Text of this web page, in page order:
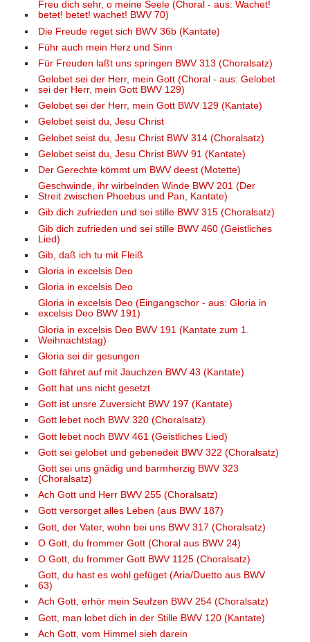
Freu dich sehr, o meine Seele (Choral - aus: Wachet!
betet! betet! wachet! BWV 70)
Die Freude reget sich BWV 36b (Kantate)
Führ auch mein Herz und Sinn
Für Freuden laßt uns springen BWV 313 (Choralsatz)
Gelobet sei der Herr, mein Gott (Choral - aus: Gelobet
sei der Herr, mein Gott BWV 129)
Gelobet sei der Herr, mein Gott BWV 129 (Kantate)
Gelobet seist du, Jesu Christ
Gelobet seist du, Jesu Christ BWV 314 (Choralsatz)
Gelobet seist du, Jesu Christ BWV 91 (Kantate)
Der Gerechte kömmt um BWV deest (Motette)
Geschwinde, ihr wirbelnden Winde BWV 201 (Der
Streit zwischen Phoebus und Pan, Kantate)
Gib dich zufrieden und sei stille BWV 315 (Choralsatz)
Gib dich zufrieden und sei stille BWV 460 (Geistliches
Lied)
Gib, daß ich tu mit Fleiß
Gloria in excelsis Deo
Gloria in excelsis Deo
Gloria in excelsis Deo (Eingangschor - aus: Gloria in
excelsis Deo BWV 191)
Gloria in excelsis Deo BWV 191 (Kantate zum 1.
Weihnachtstag)
Gloria sei dir gesungen
Gott fähret auf mit Jauchzen BWV 43 (Kantate)
Gott hat uns nicht gesetzt
Gott ist unsre Zuversicht BWV 197 (Kantate)
Gott lebet noch BWV 320 (Choralsatz)
Gott lebet noch BWV 461 (Geistliches Lied)
Gott sei gelobet und gebenedeit BWV 322 (Choralsatz)
Gott sei uns gnädig und barmherzig BWV 323
(Choralsatz)
Ach Gott und Herr BWV 255 (Choralsatz)
Gott versorget alles Leben (aus BWV 187)
Gott, der Vater, wohn bei uns BWV 317 (Choralsatz)
O Gott, du frommer Gott (Choral aus BWV 24)
O Gott, du frommer Gott BWV 1125 (Choralsatz)
Gott, du hast es wohl gefüget (Aria/Duetto aus BWV
63)
Ach Gott, erhör mein Seufzen BWV 254 (Choralsatz)
Gott, man lobet dich in der Stille BWV 120 (Kantate)
Ach Gott, vom Himmel sieh darein